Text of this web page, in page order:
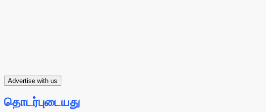
Advertise with us
தொடர்புடையது